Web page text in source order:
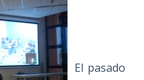
El pasado